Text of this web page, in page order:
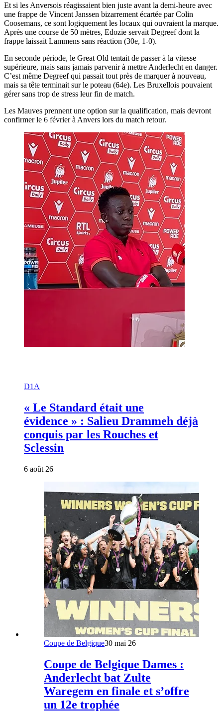
Et si les Anversois réagissaient bien juste avant la demi-heure avec
une frappe de Vincent Janssen bizarrement écartée par Colin
Coosemans, ce sont logiquement les locaux qui ouvraient la marque.
Après une course de 50 mètres, Edozie servait Degreef dont la
frappe laissait Lammens sans réaction (30e, 1-0).
En seconde période, le Great Old tentait de passer à la vitesse
supérieure, mais sans jamais parvenir à mettre Anderlecht en danger.
C’est même Degreef qui passait tout près de marquer à nouveau,
mais sa tête terminait sur le poteau (64e). Les Bruxellois pouvaient
gérer sans trop de stress leur fin de match.
Les Mauves prennent une option sur la qualification, mais devront
confirmer le 6 février à Anvers lors du match retour.
D1A
« Le Standard était une
évidence » : Salieu Drammeh déjà
conquis par les Rouches et
Sclessin
6 août 26
Coupe de Belgique30 mai 26
Coupe de Belgique Dames :
Anderlecht bat Zulte
Waregem en finale et s’offre
un 12e trophée